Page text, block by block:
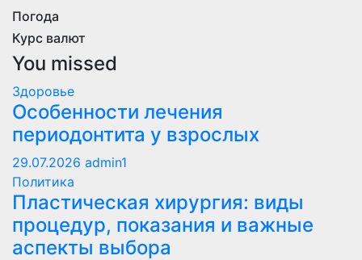
Погода
Курс валют
You missed
Здоровье
Особенности лечения
периодонтита у взрослых
29.07.2026 admin1
Политика
Пластическая хирургия: виды
процедур, показания и важные
аспекты выбора